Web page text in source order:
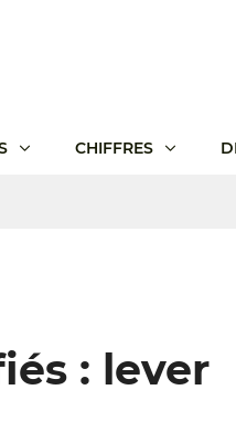
CHIFFRES
: lever